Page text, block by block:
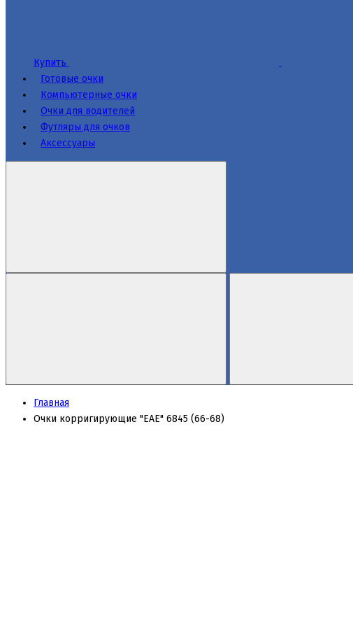
Купить
Готовые очки
Компьютерные очки
Очки для водителей
Футляры для очков
Аксессуары
Главная
Очки корригирующие "EAE" 6845 (66-68)